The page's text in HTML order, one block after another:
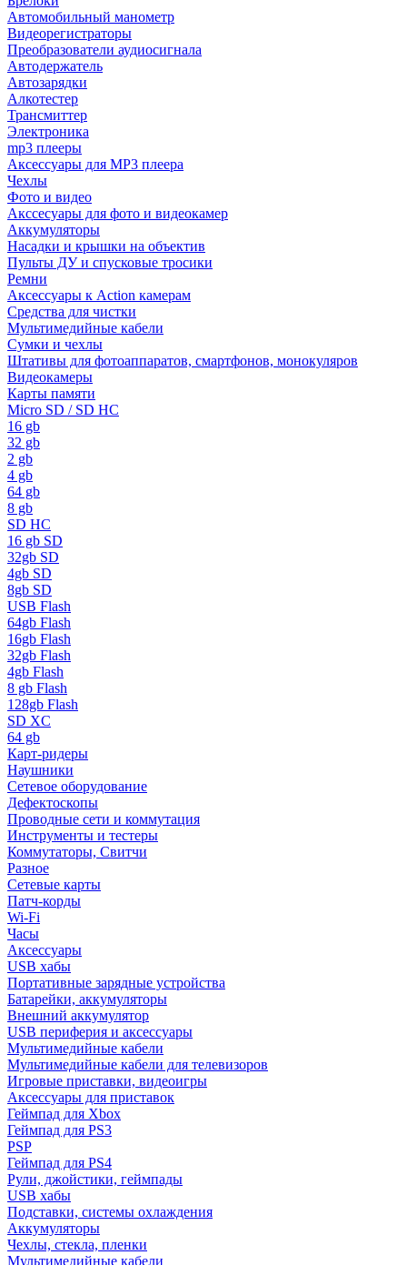
Автомобильный манометр
Видеорегистраторы
Преобразователи аудиосигнала
Автодержатель
Автозарядки
Алкотестер
Трансмиттер
Электроника
mp3 плееры
Аксессуары для MP3 плеера
Чехлы
Фото и видео
Акссесуары для фото и видеокамер
Аккумуляторы
Насадки и крышки на объектив
Пульты ДУ и спусковые тросики
Ремни
Аксессуары к Action камерам
Средства для чистки
Мультимедийные кабели
Сумки и чехлы
Штативы для фотоаппаратов, смартфонов, монокуляров
Видеокамеры
Карты памяти
Micro SD / SD HC
16 gb
32 gb
2 gb
4 gb
64 gb
8 gb
SD HC
16 gb SD
32gb SD
4gb SD
8gb SD
USB Flash
64gb Flash
16gb Flash
32gb Flash
4gb Flash
8 gb Flash
128gb Flash
SD XC
64 gb
Карт-ридеры
Наушники
Сетевое оборудование
Дефектоскопы
Проводные сети и коммутация
Инструменты и тестеры
Коммутаторы, Свитчи
Разное
Сетевые карты
Патч-корды
Wi-Fi
Часы
Аксессуары
USB хабы
Портативные зарядные устройства
Батарейки, аккумуляторы
Внешний аккумулятор
USB периферия и аксессуары
Мультимедийные кабели
Мультимедийные кабели для телевизоров
Игровые приставки, видеоигры
Аксессуары для приставок
Геймпад для Xbox
Геймпад для PS3
PSP
Геймпад для PS4
Рули, джойстики, геймпады
USB хабы
Подставки, системы охлаждения
Аккумуляторы
Чехлы, стекла, пленки
Мультимедийные кабели